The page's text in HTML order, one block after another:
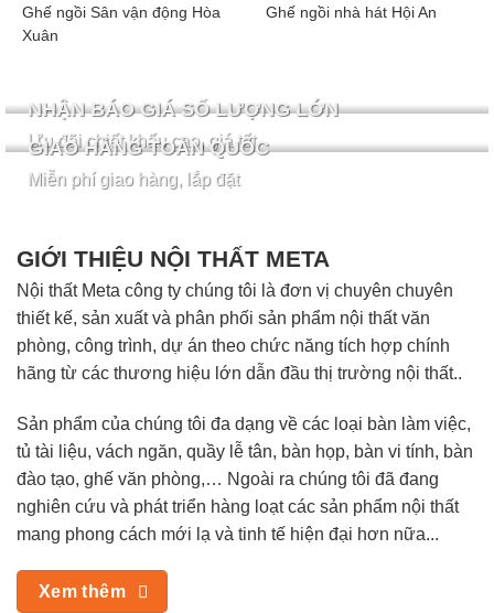
Ghế ngồi Sân vận động Hòa
Xuân
Ghế ngồi nhà hát Hội An
NHẬN BÁO GIÁ SỐ LƯỢNG LỚN
Ưu đãi chiết khấu cao, giá tốt
GIAO HÀNG TOÀN QUỐC
Miễn phí giao hàng, lắp đặt
GIỚI THIỆU NỘI THẤT META
Nội thất Meta công ty chúng tôi là đơn vị chuyên chuyên
thiết kế, sản xuất và phân phối sản phẩm nội thất văn
phòng, công trình, dự án theo chức năng tích hợp chính
hãng từ các thương hiệu lớn dẫn đầu thị trường nội thất..
Sản phẩm của chúng tôi đa dạng về các loại bàn làm việc,
tủ tài liệu, vách ngăn, quầy lễ tân, bàn họp, bàn vi tính, bàn
đào tạo, ghế văn phòng,… Ngoài ra chúng tôi đã đang
nghiên cứu và phát triển hàng loạt các sản phẩm nội thất
mang phong cách mới lạ và tinh tế hiện đại hơn nữa...
Xem thêm